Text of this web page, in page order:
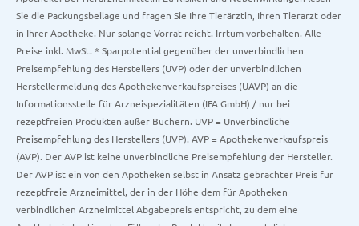
Sie die Packungsbeilage und fragen Sie Ihre Tierärztin, Ihren Tierarzt oder
in Ihrer Apotheke. Nur solange Vorrat reicht. Irrtum vorbehalten. Alle
Preise inkl. MwSt. * Sparpotential gegenüber der unverbindlichen
Preisempfehlung des Herstellers (UVP) oder der unverbindlichen
Herstellermeldung des Apothekenverkaufspreises (UAVP) an die
Informationsstelle für Arzneispezialitäten (IFA GmbH) / nur bei
rezeptfreien Produkten außer Büchern. UVP = Unverbindliche
Preisempfehlung des Herstellers (UVP). AVP = Apothekenverkaufspreis
(AVP). Der AVP ist keine unverbindliche Preisempfehlung der Hersteller.
Der AVP ist ein von den Apotheken selbst in Ansatz gebrachter Preis für
rezeptfreie Arzneimittel, der in der Höhe dem für Apotheken
verbindlichen Arzneimittel Abgabepreis entspricht, zu dem eine